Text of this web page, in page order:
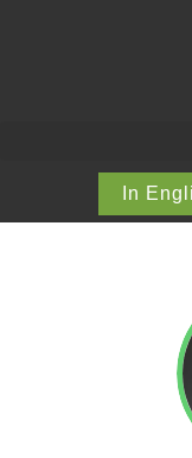
In